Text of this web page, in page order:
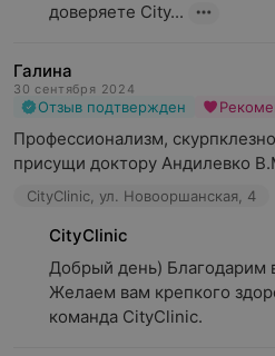
доверяете City...
Галина
30 сентября 2024
Отзыв подтвержден
Профессионализм,
присущи доктору Андилевко
CityClinic, ул. Новооршанская, 4
CityClinic
Добрый день) Благодарим
Желаем вам крепкого
команда CityClinic.